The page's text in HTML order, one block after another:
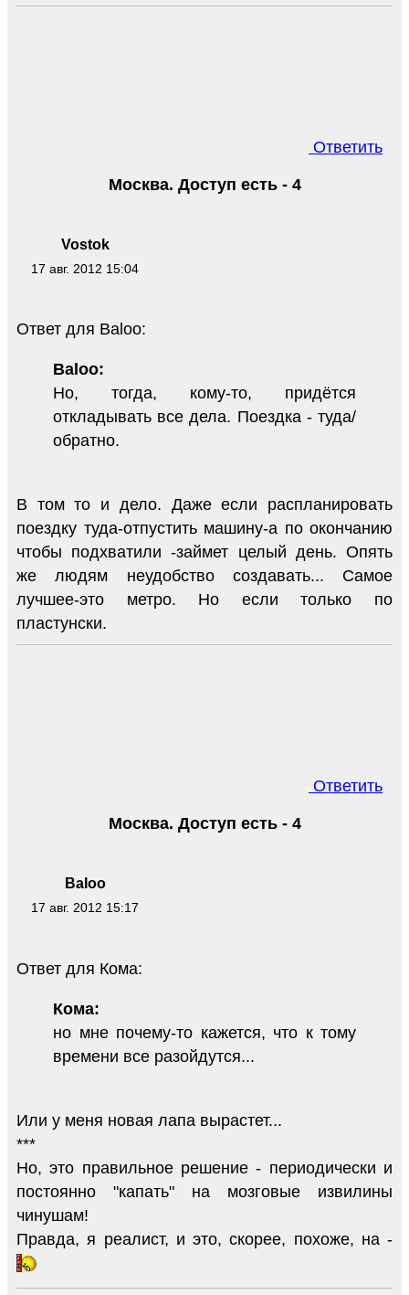
Ответить
Vostok
17 авг. 2012 15:04
Москва. Доступ есть - 4
Ответ для Baloo:
Baloo:
Но, тогда, кому-то, придётся
откладывать все дела. Поездка - туда/
обратно.
В том то и дело. Даже если распланировать
поездку туда-отпустить машину-а по окончанию
чтобы подхватили -займет целый день. Опять
же людям неудобство создавать... Самое
лучшее-это метро. Но если только по
пластунски.
Ответить
Baloo
17 авг. 2012 15:17
Москва. Доступ есть - 4
Ответ для Кома:
Кома:
но мне почему-то кажется, что к тому
времени все разойдутся...
Или у меня новая лапа вырастет...
***
Но, это правильное решение - периодически и
постоянно "капать" на мозговые извилины
чинушам!
Правда, я реалист, и это, скорее, похоже, на -